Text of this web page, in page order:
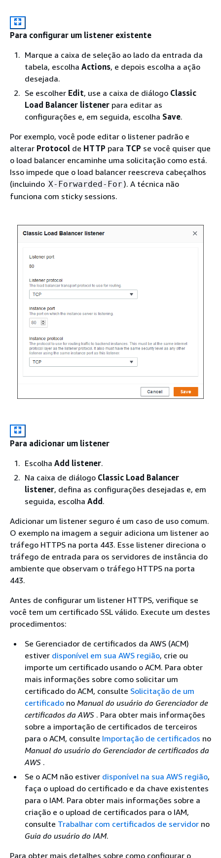
Para configurar um listener existente
Marque a caixa de seleção ao lado da entrada da
tabela, escolha Actions, e depois escolha a ação
desejada.
Se escolher Edit, use a caixa de diálogo Classic
Load Balancer listener para editar as
configurações e, em seguida, escolha Save.
Por exemplo, você pode editar o listener padrão e
alterar Protocol de HTTP para TCP se você quiser que
o load balancer encaminhe uma solicitação como está.
Isso impede que o load balancer reescreva cabeçalhos
(incluindo X-Forwarded-For ). A técnica não
funciona com sticky sessions.
Para adicionar um listener
Escolha Add listener.
Na caixa de diálogo Classic Load Balancer
listener, defina as configurações desejadas e, em
seguida, escolha Add .
Adicionar um listener seguro é um caso de uso comum.
O exemplo na imagem a seguir adiciona um listener ao
tráfego HTTPS na porta 443. Esse listener direciona o
tráfego de entrada para os servidores de instância do
ambiente que observam o tráfego HTTPS na porta
443.
Antes de configurar um listener HTTPS, verifique se
você tem um certificado SSL válido. Execute um destes
procedimentos:
Se Gerenciador de certificados da AWS (ACM)
estiver disponível em sua AWS região, crie ou
importe um certificado usando o ACM. Para obter
mais informações sobre como solicitar um
certificado do ACM, consulte Solicitação de um
certificado no Manual do usuário do Gerenciador de
certificados da AWS . Para obter mais informações
sobre a importação de certificados de terceiros
para o ACM, consulte Importação de certificados no
Manual do usuário do Gerenciador de certificados da
AWS .
Se o ACM não estiver disponível na sua AWS região,
faça o upload do certificado e da chave existentes
para o IAM. Para obter mais informações sobre a
criação e o upload de certificados para o IAM,
consulte Trabalhar com certificados de servidor no
Guia do usuário do IAM.
Para obter mais detalhes sobre como configurar o